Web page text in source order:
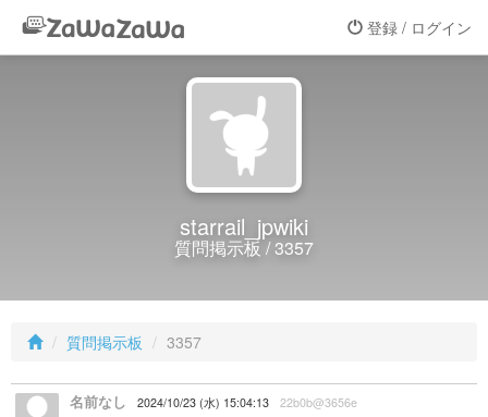
登録 / ログイン
starrail_jpwiki
質問掲示板 / 3357
質問掲示板 3357
名前なし 2024/10/23 (水) 15:04:13 22b0b@3656e